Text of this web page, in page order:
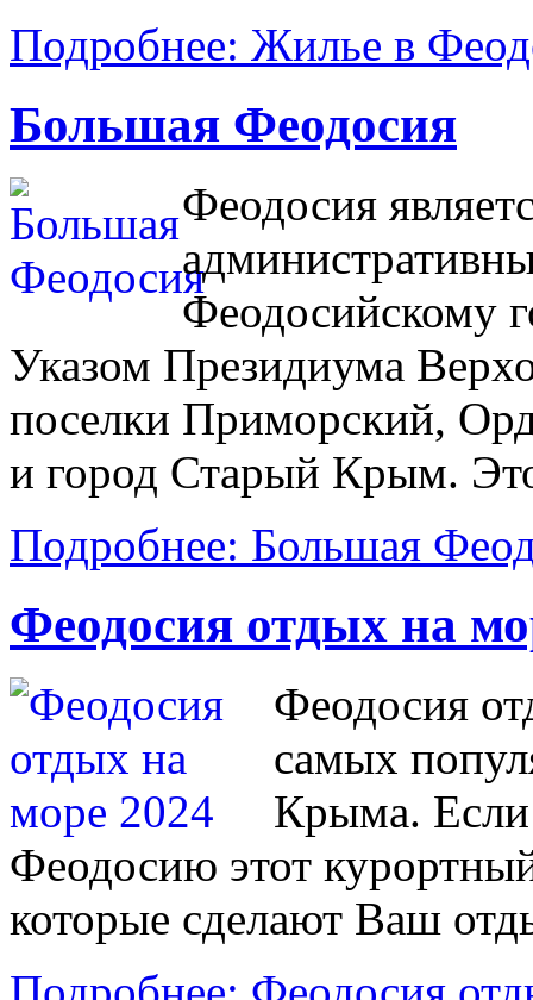
Подробнее: Жилье в
Большая Феодосия
Феодосия
Феодосийскому
Указом Президиума
поселки Приморский,
и город Старый Крым.
Подробнее: Большая
Феодосия отдых на
Феодосия
самых
Крыма. Если
Феодосию этот
которые сделают Ваш